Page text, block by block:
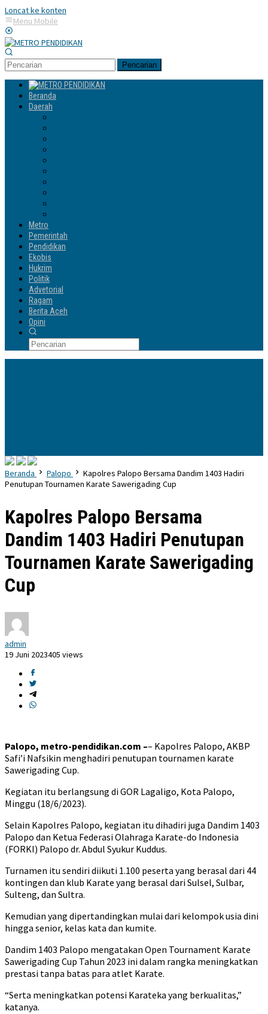
Loncat ke konten
Menu Mobile
Pencarian
Beranda
Daerah
Metro
Pemerintah
Pendidikan
Ekobis
Hukrim
Politik
Advetorial
Ragam
Berita Aceh
Opini
Beranda Palopo
Kapolres Palopo Bersama Dandim 1403 Hadiri
Penutupan Tournamen Karate Sawerigading Cup
Kapolres Palopo Bersama
Dandim 1403 Hadiri Penutupan
Tournamen Karate Sawerigading
Cup
admin
19 Juni 2023405 views
Palopo, metro-pendidikan.com –– Kapolres Palopo, AKBP
Safi’i Nafsikin menghadiri penutupan tournamen karate
Sawerigading Cup.
Kegiatan itu berlangsung di GOR Lagaligo, Kota Palopo,
Minggu (18/6/2023).
Selain Kapolres Palopo, kegiatan itu dihadiri juga Dandim 1403
Palopo dan Ketua Federasi Olahraga Karate-do Indonesia
(FORKI) Palopo dr. Abdul Syukur Kuddus.
Turnamen itu sendiri diikuti 1.100 peserta yang berasal dari 44
kontingen dan klub Karate yang berasal dari Sulsel, Sulbar,
Sulteng, dan Sultra.
Kemudian yang dipertandingkan mulai dari kelompok usia dini
hingga senior, kelas kata dan kumite.
Dandim 1403 Palopo mengatakan Open Tournament Karate
Sawerigading Cup Tahun 2023 ini dalam rangka meningkatkan
prestasi tanpa batas para atlet Karate.
“Serta meningkatkan potensi Karateka yang berkualitas,”
katanya.